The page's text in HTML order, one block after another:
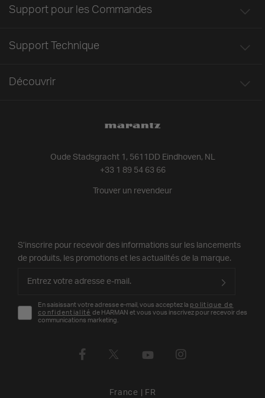
Oude Stadsgracht 1, 5611DD Eindhoven, NL
+33 1 89 54 63 66
Trouver un revendeur
Support pour les Commandes
Support Technique
Découvrir
S’inscrire pour recevoir des informations sur les lancements
de produits, les promotions et les actualités de la marque.
En saisissant votre adresse e-mail, vous acceptez la politique de
confidentialité de HARMAN et vous vous inscrivez pour recevoir des
communications marketing.
France FR